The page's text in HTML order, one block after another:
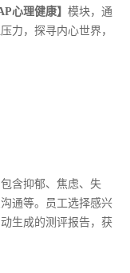
心理健康】 模块，通
力，探寻内心世界，
含抑郁、焦虑、失
通等。员工选择感兴
生成的测评报告，获